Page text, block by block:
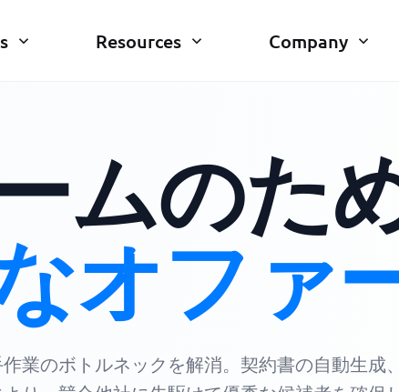
Resources Company
ムのた
オファ
業のボトルネックを解消。契約書の自動生成